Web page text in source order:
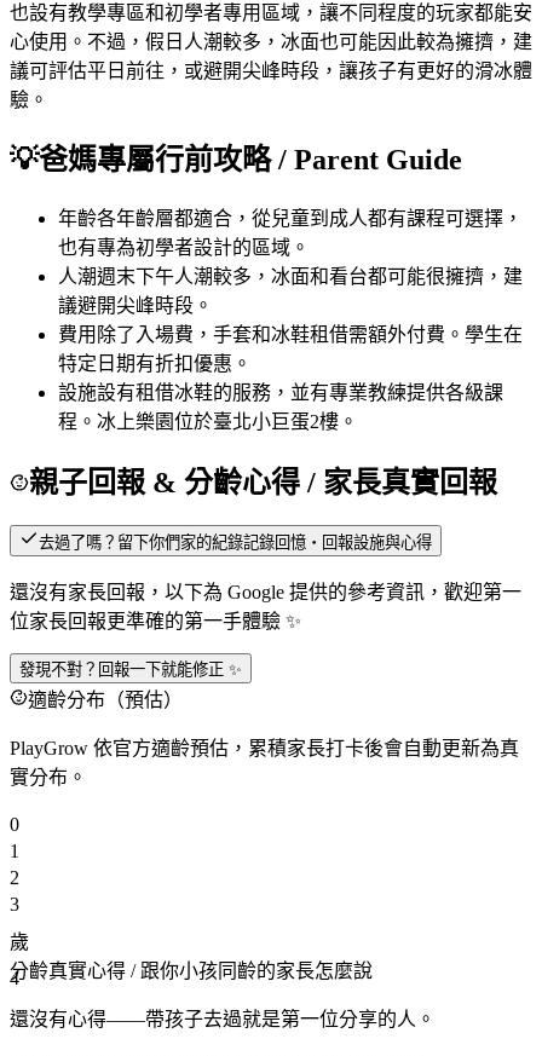
也設有教學專區和初學者專用區域，讓不同程度的玩家都能安
心使用。不過，假日人潮較多，冰面也可能因此較為擁擠，建
議可評估平日前往，或避開尖峰時段，讓孩子有更好的滑冰體
驗。
💡爸媽專屬行前攻略 / Parent Guide
年齡各年齡層都適合，從兒童到成人都有課程可選擇，
也有專為初學者設計的區域。
人潮週末下午人潮較多，冰面和看台都可能很擁擠，建
議避開尖峰時段。
費用 除了入場費，手套和冰鞋租借需額外付費。學生在
特定日期有折扣優惠。
設施設有租借冰鞋的服務，並有專業教練提供各級課
程。冰上樂園位於臺北小巨蛋2樓。
親子回報 & 分齡心得 / 家長真實回報
去過了嗎？留下你們家的紀錄記錄回憶・回報設施與心得
還沒有家長回報，以下為 Google 提供的參考資訊，歡迎第一
位家長回報更準確的第一手體驗 ✨
發現不對？回報一下就能修正 ✨
適齡分布（預估）
PlayGrow 依官方適齡預估，累積家長打卡後會自動更新為真
實分布。
0
1
2
3
4
歲
分齡真實心得 / 跟你小孩同齡的家長怎麼說
還沒有心得——帶孩子去過就是第一位分享的人。